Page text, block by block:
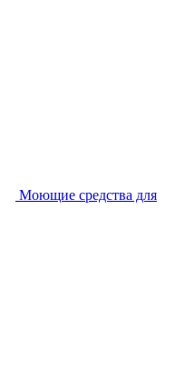
Моющие средства для